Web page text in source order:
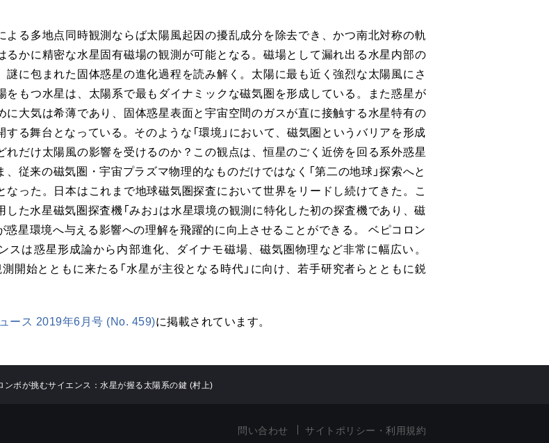
よる多地点同時観測ならば太陽風起因の擾乱成分を除去でき、かつ南北対称の軌
るかに精密な水星固有磁場の観測が可能となる。磁場として漏れ出る水星内部の
謎に包まれた固体惑星の進化過程を読み解く。太陽に最も近く強烈な太陽風にさ
をもつ水星は、太陽系で最もダイナミックな磁気圏を形成している。また惑星が
に大気は希薄であり、固体惑星表面と宇宙空間のガスが直に接触する水星特有の
る舞台となっている。そのような「環境」において、磁気圏というバリアを形成
れだけ太陽風の影響を受けるのか？この観点は、恒星のごく近傍を回る系外惑星
従来の磁気圏・宇宙プラズマ物理的なものだけではなく「第二の地球」探索へと
なった。日本はこれまで地球磁気圏探査において世界をリードし続けてきた。こ
した水星磁気圏探査機「みお」は水星環境の観測に特化した初の探査機であり、磁
惑星環境へ与える影響への理解を飛躍的に向上させることができる。 ベピコロン
スは惑星形成論から内部進化、ダイナモ磁場、磁気圏物理など非常に幅広い。
開始とともに来たる「水星が主役となる時代」に向け、若手研究者らとともに鋭
ース 2019年6月号 (No. 459)に掲載されています。
ボが挑むサイエンス：水星が握る太陽系の鍵 (村上)
問い合わせ サイトポリシー・利用規約